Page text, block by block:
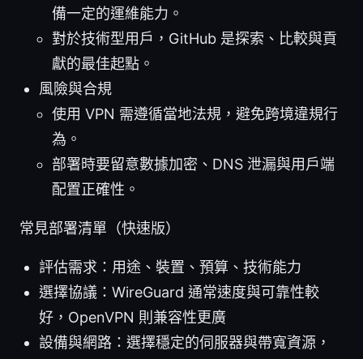
備一定的運維能力。
對於技術型用戶，GitHub 是探索、比較與貢
獻的最佳起點。
風險與合規
使用 VPN 需遵循當地法規，避免跨境違規行
為。
部署時要留意數據加密、DNS 泄漏與用戶端
配置正確性。
常見部署清單（快速版）
評估需求：用途、裝置、預算、技術能力
選擇協議：WireGuard 通常速度與可靠性較
好，OpenVPN 則兼容性更廣
設備與網路：選擇穩定的伺服器與帶寬資源，